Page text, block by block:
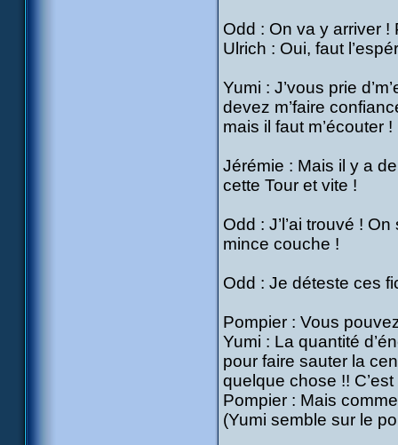
Odd : On va y arriver !
Ulrich : Oui, faut
Yumi : J’vous prie
devez m’faire
mais il faut m’écouter
Jérémie : Mais il y a
cette Tour et vite !
Odd : J’l’ai trouvé !
mince couche !
Odd : Je déteste ces
Pompier : Vous
Yumi : La quantité
pour faire sauter la
quelque chose !!
Pompier : Mais
(Yumi semble sur le